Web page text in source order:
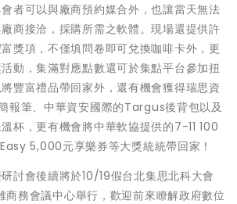
者可以與廠商預約媒合外，也讓當天無法
商接洽，採購所需之軟體。現場還提供許
獎項，不僅填問卷即可兌換咖啡卡外，更
動，集滿對應點數還可於集點平台參加扭
豐富禮品帶回家外，還有機會獲得瑞思資
報筆、中華資安國際的Targus後背包以及
杯，更有機會將中華軟協提供的7-11 100
5,000元享樂券等大獎統統帶回家！
討會後續將於10/19假台北集思北科大會
商務會議中心舉行，歡迎前來瞭解政府數位